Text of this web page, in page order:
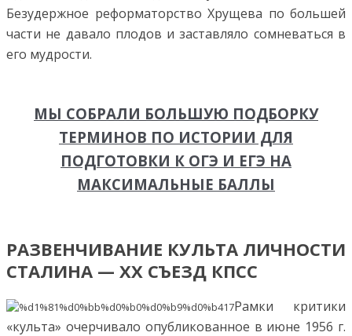
Безудержное реформаторство Хрущева по большей
части не давало плодов и заставляло сомневаться в
его мудрости.
МЫ СОБРАЛИ БОЛЬШУЮ ПОДБОРКУ
ТЕРМИНОВ ПО ИСТОРИИ ДЛЯ
ПОДГОТОВКИ К ОГЭ И ЕГЭ НА
МАКСИМАЛЬНЫЕ БАЛЛЫ
РАЗВЕНЧИВАНИЕ КУЛЬТА ЛИЧНОСТИ
СТАЛИНА — ХХ СЪЕЗД КПСС
Рамки критики
«культа» очерчивало опубликованное в июне 1956 г.